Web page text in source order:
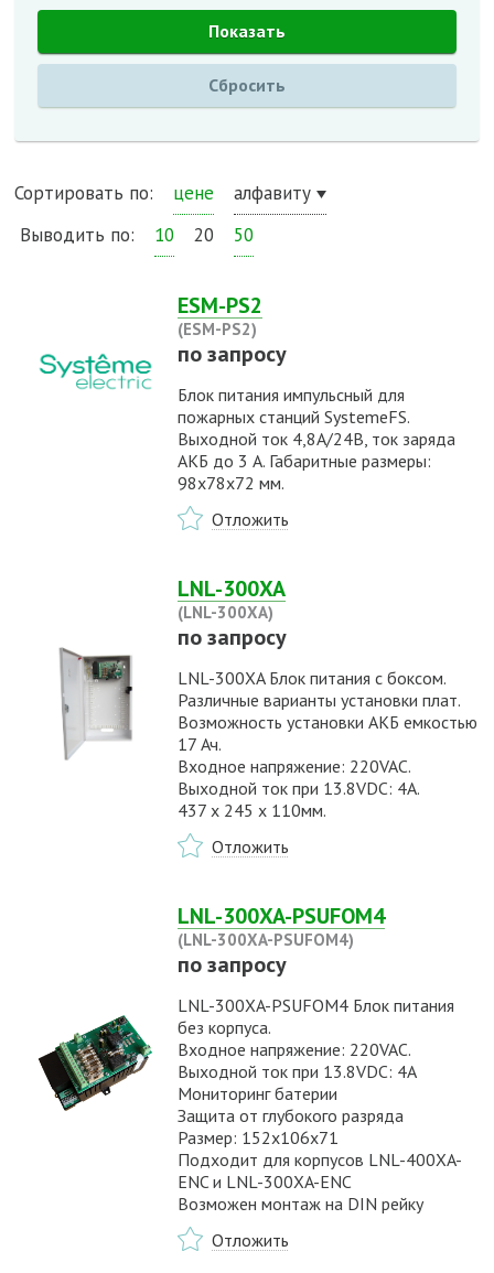
Сортировать по: цене
алфавиту
Выводить по:
10 20 50
ESM-PS2
(ESM-PS2)
по запросу
Блок питания импульсный для
пожарных станций SystemeFS.
Выходной ток 4,8А/24В, ток заряда
АКБ до 3 А. Габаритные размеры:
98х78х72 мм.
Отложить
LNL-300XA
(LNL-300XA)
по запросу
LNL-300XA Блок питания с боксом.
Различные варианты установки плат.
Возможность установки АКБ емкостью
17 Ач.
Входное напряжение: 220VAC.
Выходной ток при 13.8VDC: 4A.
437 x 245 x 110мм.
Отложить
LNL-300XA-PSUFOM4
(LNL-300XA-PSUFOM4)
по запросу
LNL-300XA-PSUFOM4 Блок питания
без корпуса.
Входное напряжение: 220VAC.
Выходной ток при 13.8VDC: 4A
Мониторинг батерии
Защита от глубокого разряда
Размер: 152x106x71
Подходит для корпусов LNL-400XA-
ENC и LNL-300XA-ENC
Возможен монтаж на DIN рейку
Отложить